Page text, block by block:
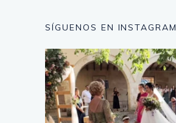
SÍGUENOS EN INSTAGRAM